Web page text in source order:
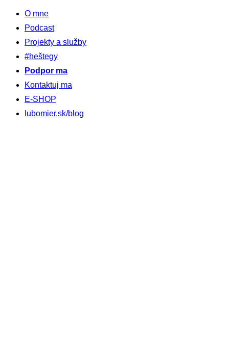
O mne
Podcast
Projekty a služby
#heštegy
Podpor ma
Kontaktuj ma
E-SHOP
lubomier.sk/blog